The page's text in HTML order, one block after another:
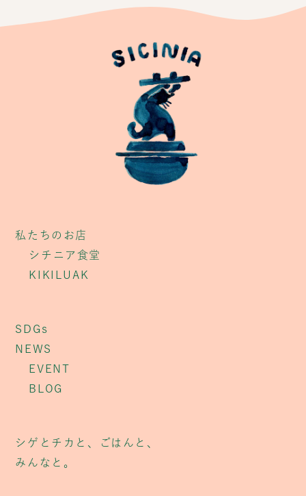
私たちのお店
シチニア食堂
KIKILUAK
SDGs
NEWS
EVENT
BLOG
シゲとチカと、ごはんと、
みんなと。